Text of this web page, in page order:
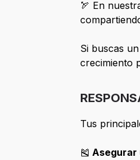
🏹 En
Si buscas
crecimiento
Tus
🎽 Asegurar